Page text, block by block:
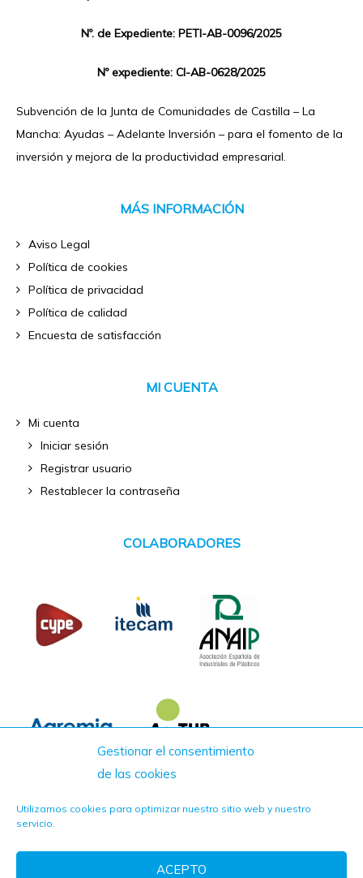
Gestionar el consentimiento
de las cookies
Utilizamos cookies para optimizar nuestro sitio web y nuestro
servicio.
ACEPTO
Nº. de Expediente: PETI-AB-0096/2025
Nº expediente: CI-AB-0628/2025
Subvención de la Junta de Comunidades de Castilla – La
Mancha: Ayudas – Adelante Inversión – para el fomento de la
inversión y mejora de la productividad empresarial.
MÁS INFORMACIÓN
Aviso Legal
Política de cookies
Política de privacidad
Política de calidad
Encuesta de satisfacción
MI CUENTA
Mi cuenta
Iniciar sesión
Registrar usuario
Restablecer la contraseña
COLABORADORES